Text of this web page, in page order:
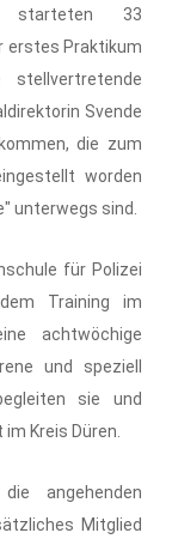
starteten 33
erstes Praktikum
stellvertretende
Svende
die zum
worden
unterwegs sind.
für Polizei
Training im
achtwöchige
und speziell
sie und
Kreis Düren.
angehenden
Mitglied